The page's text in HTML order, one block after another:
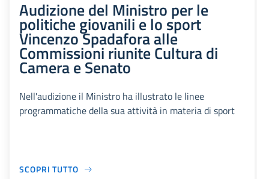
Audizione del Ministro per le
politiche giovanili e lo sport
Vincenzo Spadafora alle
Commissioni riunite Cultura di
Camera e Senato
Nell'audizione il Ministro ha illustrato le linee
programmatiche della sua attività in materia di sport
SCOPRI TUTTO